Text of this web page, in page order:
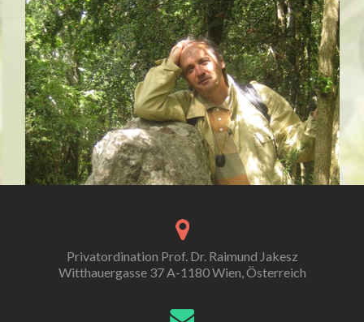
Privatordination Prof. Dr. Raimund Jakesz
Witthauergasse 37 A-1180 Wien, Österreich